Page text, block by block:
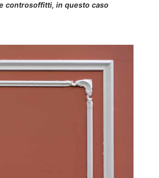
controsoffitti, in questo caso